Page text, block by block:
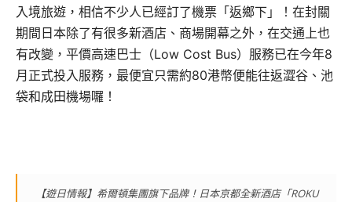
入境旅遊，相信不少人已經訂了機票「返鄉下」！ 在封關
期間日本除了有很多新酒店、商場開幕之外， 在交通上也
有改變，平價高速巴士（Low Cost Bus）服務已在今年8
月正式投入服務，最便宜只需約80港幣便能往返澀谷、池
袋和成田機場囉！
【遊日情報】希爾頓集團旗下品牌！日本京都全新酒店「ROKU